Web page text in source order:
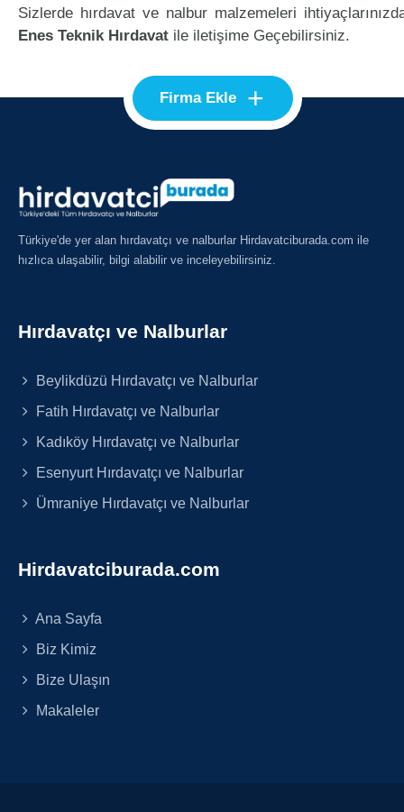
Sizlerde hırdavat ve nalbur malzemeleri
Enes Teknik Hırdavat ile iletişime Geçebilirsiniz.
Firma Ekle +
Türkiye'de yer alan hırdavatçı ve nalburlar Hirdavatciburada.com ile
hızlıca ulaşabilir, bilgi alabilir ve inceleyebilirsiniz.
Hırdavatçı ve Nalburlar
Beylikdüzü Hırdavatçı ve Nalburlar
Fatih Hırdavatçı ve Nalburlar
Kadıköy Hırdavatçı ve Nalburlar
Esenyurt Hırdavatçı ve Nalburlar
Ümraniye Hırdavatçı ve Nalburlar
Hirdavatciburada.com
Ana Sayfa
Biz Kimiz
Bize Ulaşın
Makaleler